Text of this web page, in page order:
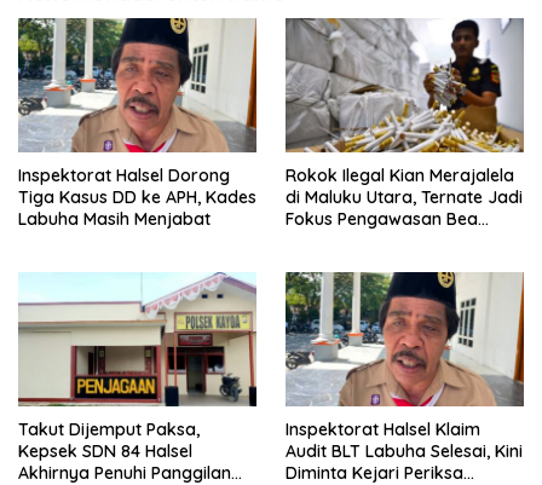
Inspektorat Halsel Dorong
Tiga Kasus DD ke APH, Kades
Labuha Masih Menjabat
Rokok Ilegal Kian Merajalela
di Maluku Utara, Ternate Jadi
Fokus Pengawasan Bea
Takut Dijemput Paksa,
Kepsek SDN 84 Halsel
Akhirnya Penuhi Panggilan
Inspektorat Halsel Klaim
Audit BLT Labuha Selesai, Kini
Diminta Kejari Periksa